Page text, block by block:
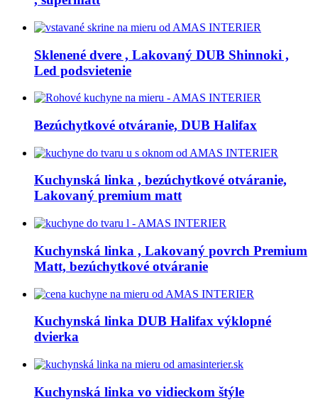
Sklenené dvere , Lakovaný DUB Shinnoki ,
Led podsvietenie
Bezúchytkové otváranie, DUB Halifax
Kuchynská linka , bezúchytkové otváranie,
Lakovaný premium matt
Kuchynská linka , Lakovaný povrch Premium
Matt, bezúchytkové otváranie
Kuchynská linka DUB Halifax výklopné
dvierka
Kuchynská linka vo vidieckom štýle